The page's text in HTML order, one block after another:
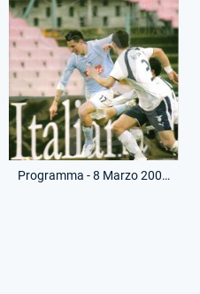
Programma - 8 Marzo 2009 - Campionato Serie A - Napoli-Lazio